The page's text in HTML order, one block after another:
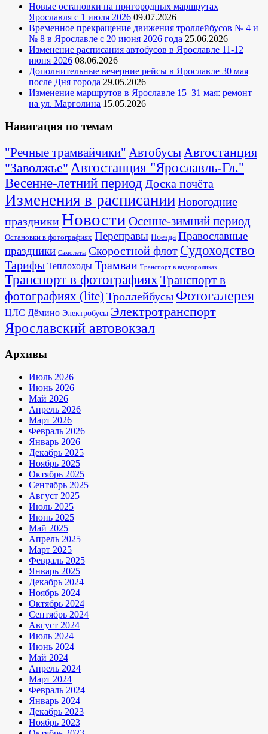
Новые остановки на пригородных маршрутах
Ярославля с 1 июля 2026 09.07.2026
Временное прекращение движения троллейбусов № 4 и
№ 8 в Ярославле с 20 июня 2026 года 25.06.2026
Изменение расписания автобусов в Ярославле 11-12
июня 2026 08.06.2026
Дополнительные вечерние рейсы в Ярославле 30 мая
после Дня города 29.05.2026
Изменение маршрутов в Ярославле 15–31 мая: ремонт
на ул. Марголина 15.05.2026
Навигация по темам
"Речные трамвайчики" АвтобусыАвтостанция
"Заволжье" Автостанция "Ярославль-Гл."
Весенне-летний период Доска почёта
Изменения в расписанииНовогодние
праздникиНовости Осенне-зимний период
Остановки в фотографиях Переправы Поезда Православные
праздники Самолёты Скоростной флот Судоходство
Тарифы Теплоходы Трамваи Транспорт в видеороликах
Транспорт в фотографияхТранспорт в
фотографиях (lite) Троллейбусы Фотогалерея
ЦЛС Дёмино Электробусы Электротранспорт
Ярославский автовокзал
Архивы
Июль 2026
Июнь 2026
Май 2026
Апрель 2026
Март 2026
Февраль 2026
Январь 2026
Декабрь 2025
Ноябрь 2025
Октябрь 2025
Сентябрь 2025
Август 2025
Июль 2025
Июнь 2025
Май 2025
Апрель 2025
Март 2025
Февраль 2025
Январь 2025
Декабрь 2024
Ноябрь 2024
Октябрь 2024
Сентябрь 2024
Август 2024
Июль 2024
Июнь 2024
Май 2024
Апрель 2024
Март 2024
Февраль 2024
Январь 2024
Декабрь 2023
Ноябрь 2023